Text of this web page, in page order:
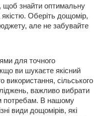
щоб знайти оптимальну
Оберіть дощомір,
але не забувайте
для точного
ви шукаєте якісний
сільського
важливо вибрати
потребам. В нашому
види дощомірів, які